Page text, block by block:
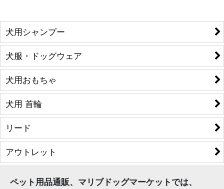
犬用シャンプー
犬服・ドッグウェア
犬用おもちゃ
犬用 首輪
リード
アウトレット
ペット用品通販、マリブドッグマーケットでは、